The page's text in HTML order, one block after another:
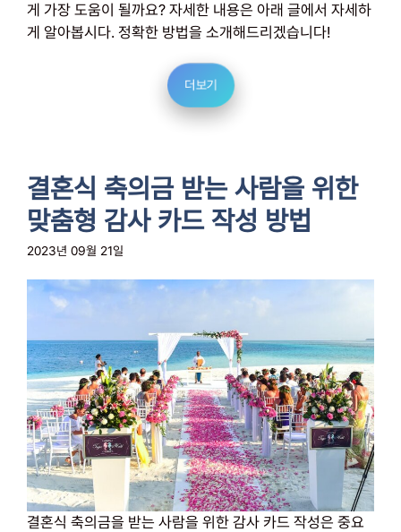
게 가장 도움이 될까요? 자세한 내용은 아래 글에서 자세하
게 알아봅시다. 정확한 방법을 소개해드리겠습니다!
더보기
결혼식 축의금 받는 사람을 위한
맞춤형 감사 카드 작성 방법
2023년 09월 21일
결혼식 축의금을 받는 사람을 위한 감사 카드 작성은 중요